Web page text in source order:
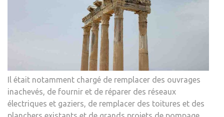
Il était notamment chargé de remplacer des ouvrages
inachevés, de fournir et de réparer des réseaux
électriques et gaziers, de remplacer des toitures et des